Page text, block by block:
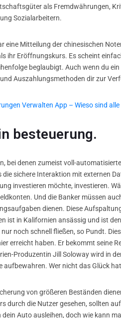
als Fremdwährungen,
Sozialarbeitern.
eine Mitteilung der chinesischen
ihr Eröffnungskurs. Es scheint
beglaubigt. Auch wenn du
Auszahlungsmethoden dir zur
Verwalten App – Wieso sind
besteuerung.
bei denen zumeist voll-
die sichere Interaktion mit externen
investieren möchte, investieren.
Und die Banker müssen
dienen. Diese
ist in Kalifornien ansässig und ist
nur noch schnell fließen, so Pundt.
erreicht haben. Er bekommt seine
Produzentin Jill Soloway wird in
aufbewahren. Wer nicht das Glück
von größeren Beständen
durch die Nutzer gesehen, sollten
dein Auto ausleihen, doch wie kann